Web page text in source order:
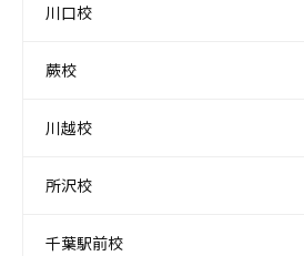
川口校
蕨校
川越校
所沢校
千葉駅前校